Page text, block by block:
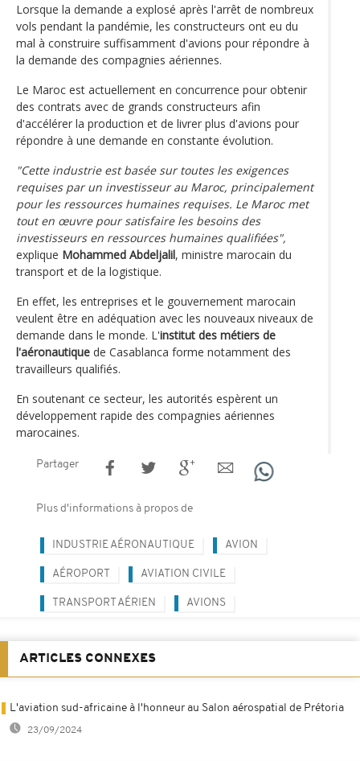
Lorsque la demande a explosé après l'arrêt de nombreux
vols pendant la pandémie, les constructeurs ont eu du
mal à construire suffisamment d'avions pour répondre à
la demande des compagnies aériennes.
Le Maroc est actuellement en concurrence pour obtenir
des contrats avec de grands constructeurs afin
d'accélérer la production et de livrer plus d'avions pour
répondre à une demande en constante évolution.
"Cette industrie est basée sur toutes les exigences
requises par un investisseur au Maroc, principalement
pour les ressources humaines requises. Le Maroc met
tout en œuvre pour satisfaire les besoins des
investisseurs en ressources humaines qualifiées",
explique Mohammed Abdeljalil, ministre marocain du
transport et de la logistique.
En effet, les entreprises et le gouvernement marocain
veulent être en adéquation avec les nouveaux niveaux de
demande dans le monde. L'institut des métiers de
l'aéronautique de Casablanca forme notamment des
travailleurs qualifiés.
En soutenant ce secteur, les autorités espèrent un
développement rapide des compagnies aériennes
marocaines.
Partager
Plus d'informations à propos de
INDUSTRIE AÉRONAUTIQUE AVION
AÉROPORT AVIATION CIVILE
TRANSPORT AÉRIEN AVIONS
ARTICLES CONNEXES
L'aviation sud-africaine à l'honneur au Salon aérospatial de Prétoria
23/09/2024